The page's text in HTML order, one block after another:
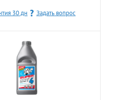
30 дн Задать вопрос